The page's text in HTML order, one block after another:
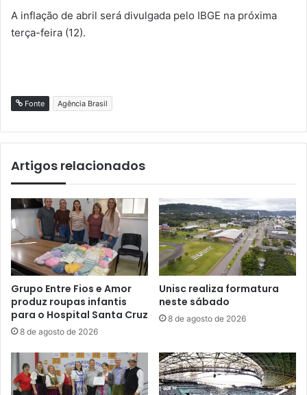
A inflação de abril será divulgada pelo IBGE na próxima
terça-feira (12).
Fonte Agência Brasil
Artigos relacionados
Grupo Entre Fios e Amor
produz roupas infantis
para o Hospital Santa Cruz
8 de agosto de 2026
Unisc realiza formatura
neste sábado
8 de agosto de 2026